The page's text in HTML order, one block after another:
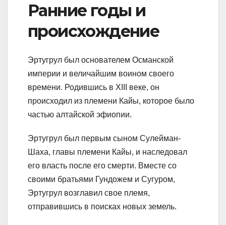
Ранние годы и
происхождение
Эртугрул был основателем Османской
империи и величайшим воином своего
времени. Родившись в XIII веке, он
происходил из племени Кайы, которое было
частью алтайской эфиопии.
Эртугрул был первым сыном Сулейман-
Шаха, главы племени Кайы, и наследовал
его власть после его смерти. Вместе со
своими братьями Гундожем и Сугуром,
Эртугрул возглавил свое племя,
отправившись в поисках новых земель.